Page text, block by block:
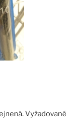
Vyžadované